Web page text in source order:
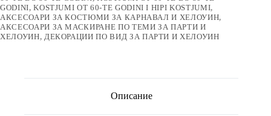
GODINI,KOSTJUMI OT 60-TE GODINI I HIPI KOSTJUMI,
АКСЕСОАРИ ЗА КОСТЮМИ ЗА КАРНАВАЛ И ХЕЛОУИН,
АКСЕСОАРИ ЗА МАСКИРАНЕ ПО ТЕМИ ЗА ПАРТИ И
ХЕЛОУИН, ДЕКОРАЦИИ ПО ВИД ЗА ПАРТИ И ХЕЛОУИН
Описание